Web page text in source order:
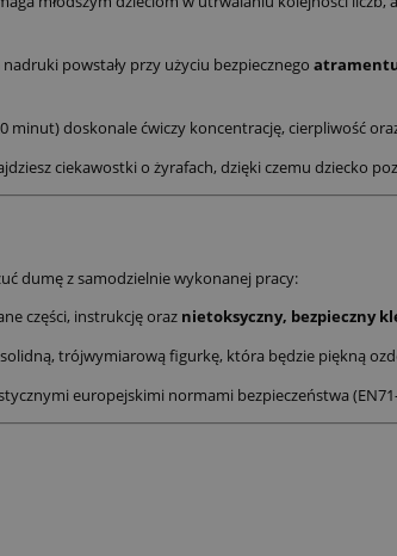
nadruki powstały przy użyciu bezpiecznego
minut) doskonale ćwiczy koncentrację, cierpliwość
ciekawostki o żyrafach, dzięki czemu dziecko
dumę z samodzielnie wykonanej pracy:
części, instrukcję oraz nietoksyczny, bezpieczny
trójwymiarową figurkę, która będzie piękną
europejskimi normami bezpieczeństwa